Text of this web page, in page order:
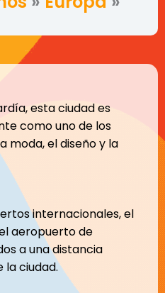
esta ciudad es
como uno de los
moda, el diseño y la
internacionales, el
aeropuerto de
a una distancia
ciudad.